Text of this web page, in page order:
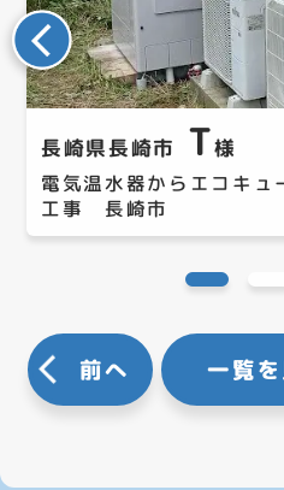
長崎県長崎市 T様
電気温水器からエコキ
工事 長崎市
前へ 一覧